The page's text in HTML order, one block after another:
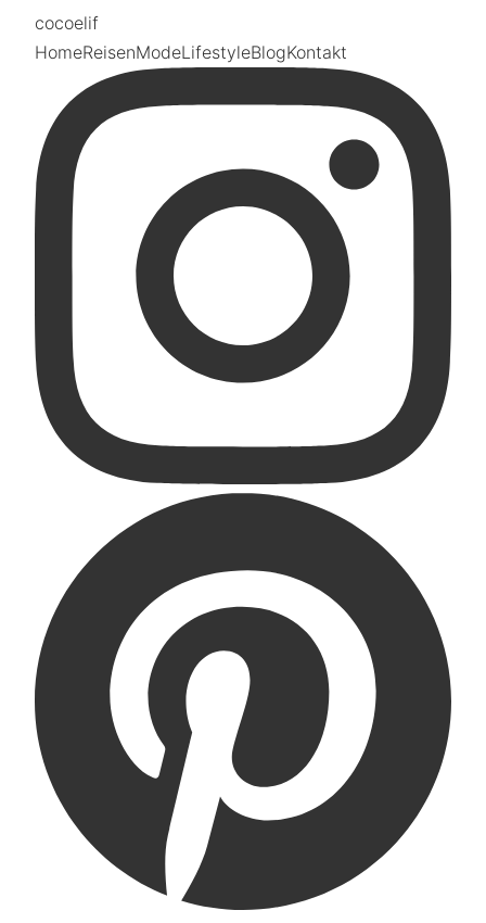
cocoelif
HomeReisenModeLifestyleBlogKontakt